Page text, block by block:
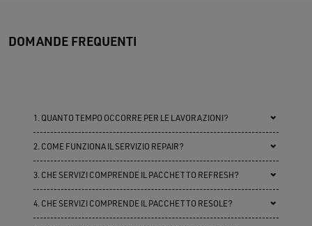
DOMANDE FREQUENTI
1. QUANTO TEMPO OCCORRE PER LE LAVORAZIONI?
2. COME FUNZIONA IL SERVIZIO REPAIR?
3. CHE SERVIZI COMPRENDE IL PACCHETTO REFRESH?
4. CHE SERVIZI COMPRENDE IL PACCHETTO RESOLE?